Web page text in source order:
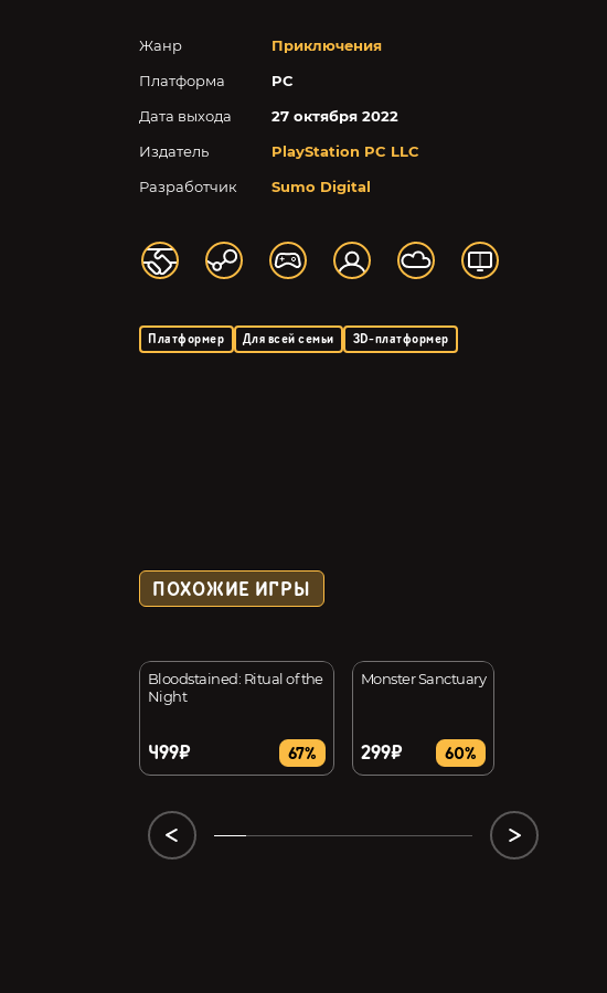
Жанр
Приключения
Платформа
PC
Дата выхода
27 октября 2022
Издатель
PlayStation PC LLC
Разработчик
Sumo Digital
Платформер Для всей семьи 3D-платформер
ПОХОЖИЕ ИГРЫ
Bloodstained: Ritual of the
Night
499₽ 67%
Monster Sanctuary
299₽ 60%